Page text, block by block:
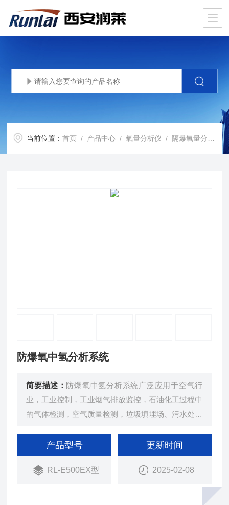
当前位置：首页 / 产品中心 /氧量分析仪 / 隔爆氧量分析仪系统
防爆氧中氢分析系统
简要描述： 防爆氧中氢分析系统广泛应用于空气行
业，工业控制，工业烟气排放监控，石油化工过程中
的气体检测，空气质量检测，垃圾填埋场、污水处理
气体的检测
产品型号
RL-E500EX型
更新时间
2025-02-08